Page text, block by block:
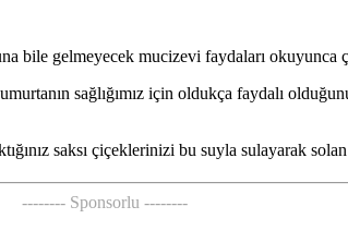
bile gelmeyecek mucizevi faydaları okuyunca
sağlığımız için oldukça faydalı
saksı çiçeklerinizi bu suyla sulayarak
-------- Sponsorlu --------